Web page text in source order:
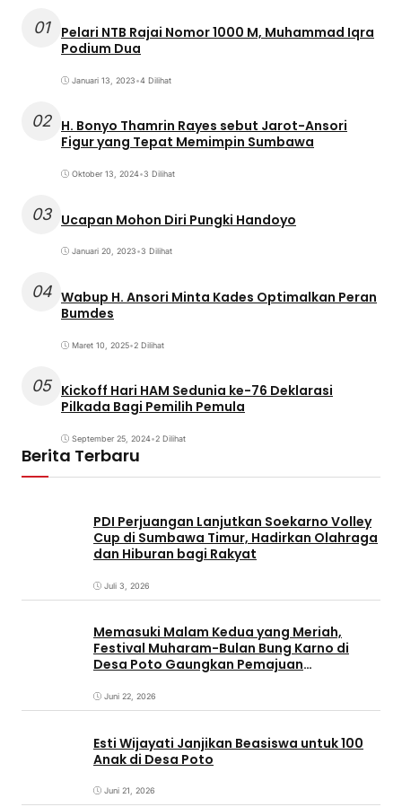
01
Pelari NTB Rajai Nomor 1000 M, Muhammad Iqra
Podium Dua
Januari 13, 2023•4 Dilihat
02 H. Bonyo Thamrin Rayes sebut Jarot-Ansori
Figur yang Tepat Memimpin Sumbawa
Oktober 13, 2024•3 Dilihat
03 Ucapan Mohon Diri Pungki Handoyo
Januari 20, 2023•3 Dilihat
04 Wabup H. Ansori Minta Kades Optimalkan Peran
Bumdes
Maret 10, 2025•2 Dilihat
05 Kickoff Hari HAM Sedunia ke-76 Deklarasi
Pilkada Bagi Pemilih Pemula
September 25, 2024•2 Dilihat
Berita Terbaru
PDI Perjuangan Lanjutkan Soekarno Volley
Cup di Sumbawa Timur, Hadirkan Olahraga
dan Hiburan bagi Rakyat
Juli 3, 2026
Memasuki Malam Kedua yang Meriah,
Festival Muharam-Bulan Bung Karno di
Desa Poto Gaungkan Pemajuan
Juni 22, 2026
Esti Wijayati Janjikan Beasiswa untuk 100
Anak di Desa Poto
Juni 21, 2026